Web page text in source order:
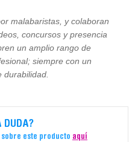
malabaristas, y colaboran
concursos y presencia
un amplio rango de
siempre con un
DUDA?
este producto aquí